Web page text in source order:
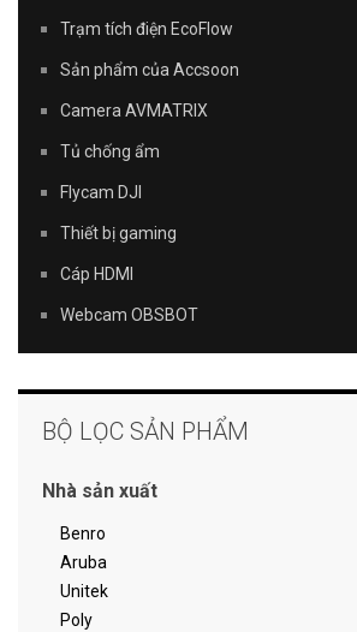
Trạm tích điện EcoFlow
Sản phẩm của Accsoon
Camera AVMATRIX
Tủ chống ẩm
Flycam DJI
Thiết bị gaming
Cáp HDMI
Webcam OBSBOT
BỘ LỌC SẢN PHẨM
Nhà sản xuất
Benro
Aruba
Unitek
Poly